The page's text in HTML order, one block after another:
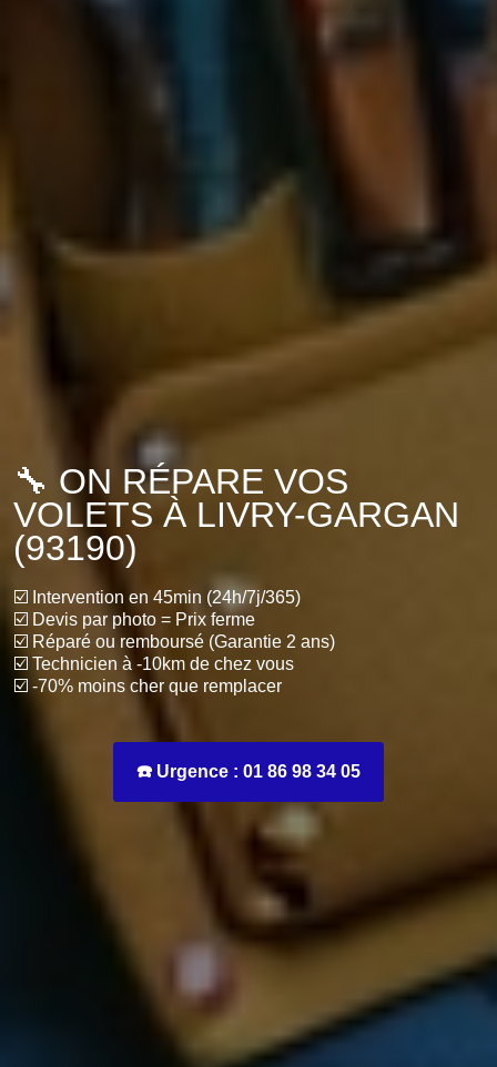
🔧 ON RÉPARE VOS
VOLETS À LIVRY-GARGAN
(93190)
☑️ Intervention en 45min (24h/7j/365)
☑️ Devis par photo = Prix ferme
☑️ Réparé ou remboursé (Garantie 2 ans)
☑️ Technicien à -10km de chez vous
☑️ -70% moins cher que remplacer
☎️ Urgence : 01 86 98 34 05